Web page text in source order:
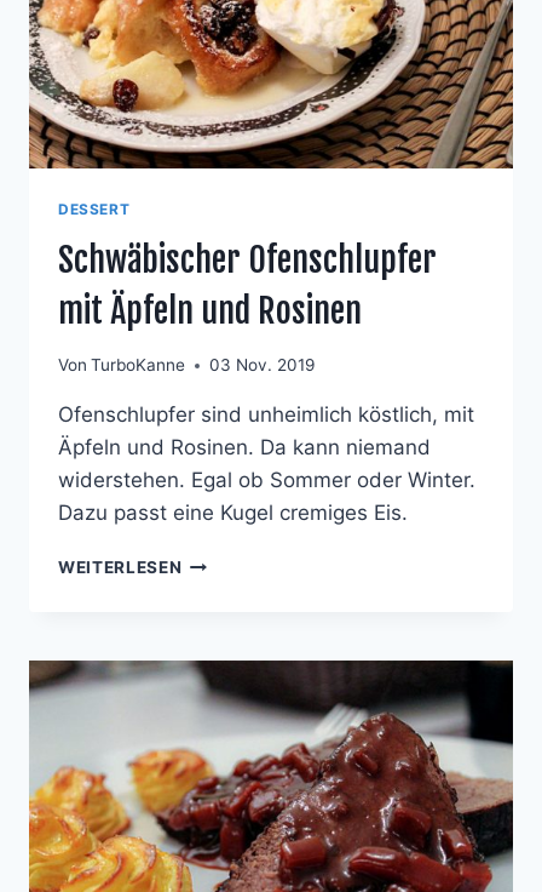
DESSERT
Schwäbischer Ofenschlupfer
mit Äpfeln und Rosinen
Von TurboKanne 03 Nov. 2019
Ofenschlupfer sind unheimlich köstlich, mit
Äpfeln und Rosinen. Da kann niemand
widerstehen. Egal ob Sommer oder Winter.
Dazu passt eine Kugel cremiges Eis.
WEITERLESEN SCHWÄBISCHER
UND
ROSINEN